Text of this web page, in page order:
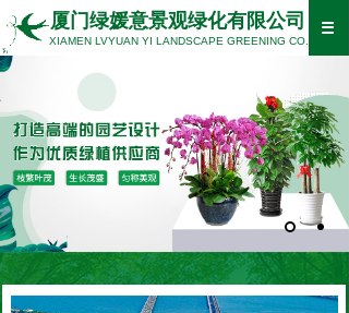
厦门绿媛意景观绿化有限公司
XIAMEN LVYUAN YI LANDSCAPE GREENING CO., LTD